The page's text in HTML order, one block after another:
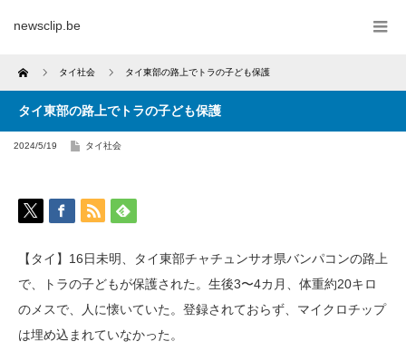
newsclip.be
Home タイ社会 タイ東部の路上でトラの子ども保護
タイ東部の路上でトラの子ども保護
2024/5/19 タイ社会
【タイ】16日未明、タイ東部チャチュンサオ県バンパコンの路上
で、トラの子どもが保護された。生後3〜4カ月、体重約20キロ
のメスで、人に懐いていた。登録されておらず、マイクロチップ
は埋め込まれていなかった。